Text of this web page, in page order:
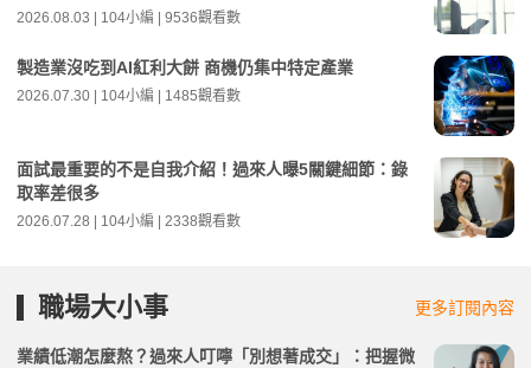
2026.08.03 | 104小編 | 9536觀看數
製造業沒吃到AI紅利大餅 商機仍集中特定產業
2026.07.30 | 104小編 | 1485觀看數
面試最重要的不是自我介紹！過來人曝5關鍵細節：錄
取率差很多
2026.07.28 | 104小編 | 2338觀看數
職場大小事 更多訂閱內容
業績低潮怎麼熬？過來人叮嚀「別想著成交」：把握微